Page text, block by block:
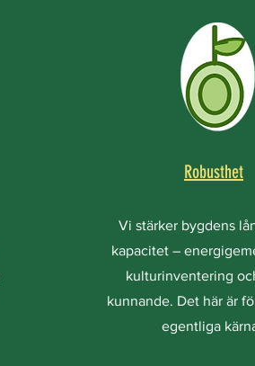
Robusthet
Vi stärker bygdens
kapacitet –
kulturinventering
kunnande. Det här är
egentliga